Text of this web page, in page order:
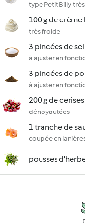
type Petit Billy,
100 g de crème
très froide
3 pincées de sel
à ajuster en
3 pincées de
à ajuster en
200 g de cerises
dénoyautées
1 tranche de
coupée en
pousses